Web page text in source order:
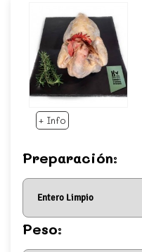
+ Info
Preparación:
Peso: